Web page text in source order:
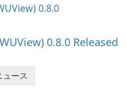
0.8.0 Released
ュース